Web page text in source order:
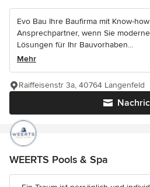
Evo Bau Ihre Baufirma mit Know-
Ansprechpartner, wenn Sie
Lösungen für Ihr Bauvorhaben...
Mehr
Raiffeisenstr 3a, 40764 Langenfeld
WEERTS Pools & Spa